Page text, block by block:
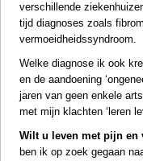
verschillende
tijd diagnoses zoals
vermoeidheidssyndroom.
Welke diagnose ik ook
en de aandoening
jaren van geen enkele
met mijn klachten ‘leren
Wilt u leven met pijn en
ben ik op zoek gegaan